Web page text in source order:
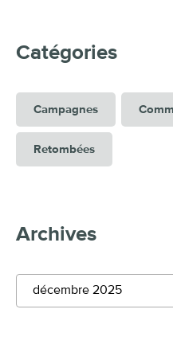
Catégories
Campagnes
Retombées
Archives
décembre 2025